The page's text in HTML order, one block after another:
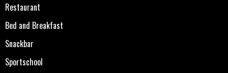
Restaurant
Bed and Breakfast
Snackbar
Sportschool